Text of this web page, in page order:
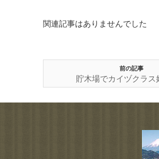
関連記事はありませんでした
前の記事
貯木場でカイヅクラス